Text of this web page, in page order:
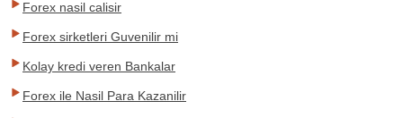
Forex nasil calisir
Forex sirketleri Guvenilir mi
Kolay kredi veren Bankalar
Forex ile Nasil Para Kazanilir